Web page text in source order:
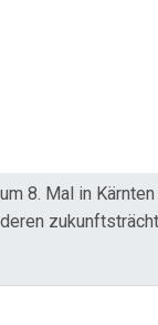
8. Mal in